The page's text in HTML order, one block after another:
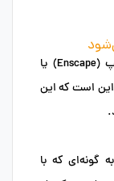
بسیاری معتقدند با پلاگین‌هایی مثل اینسکیپ (Enscape) یا
است که این
گونه‌ای که با